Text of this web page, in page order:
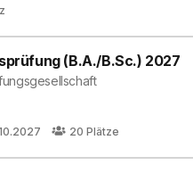
(B.A./B.Sc.) 2027
20 Plätze